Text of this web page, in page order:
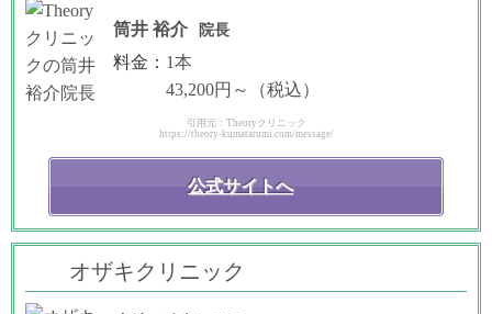
筒井 裕介 院長
料金： 1本
43,200円～（税込）
引用元：Theoryクリニック
https://theory-kumatarumi.com/message/
公式サイトへ
オザキクリニック